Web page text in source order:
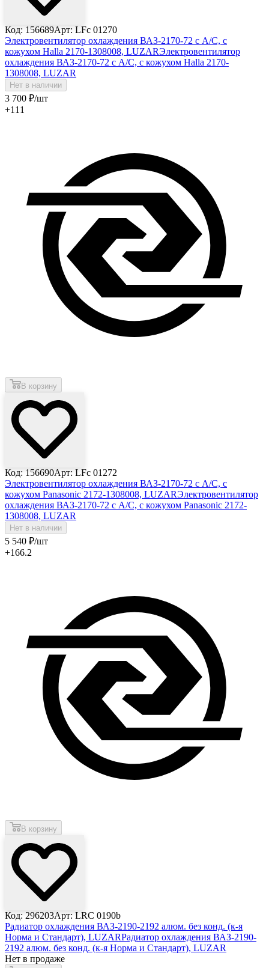
Код: 156689Арт: LFc 01270
Электровентилятор охлаждения ВАЗ-2170-72 с А/С, с
кожухом Halla 2170-1308008, LUZARЭлектровентилятор
охлаждения ВАЗ-2170-72 с А/С, с кожухом Halla 2170-
1308008, LUZAR
Нет в наличии
3 700 ₽/шт
+111
В корзину
Код: 156690Арт: LFc 01272
Электровентилятор охлаждения ВАЗ-2170-72 с А/С, с
кожухом Panasonic 2172-1308008, LUZARЭлектровентилятор
охлаждения ВАЗ-2170-72 с А/С, с кожухом Panasonic 2172-
1308008, LUZAR
Нет в наличии
5 540 ₽/шт
+166.2
В корзину
Код: 296203Арт: LRC 0190b
Радиатор охлаждения ВАЗ-2190-2192 алюм. без конд. (к-я
Норма и Стандарт), LUZARРадиатор охлаждения ВАЗ-2190-
2192 алюм. без конд. (к-я Норма и Стандарт), LUZAR
Нет в продаже